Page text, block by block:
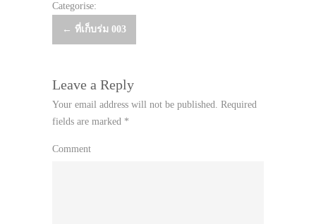
Categorise:
Post
← ที่เก็บร่ม 003
Leave a Reply
Your email address will not be published. Required
fields are marked *
Comment